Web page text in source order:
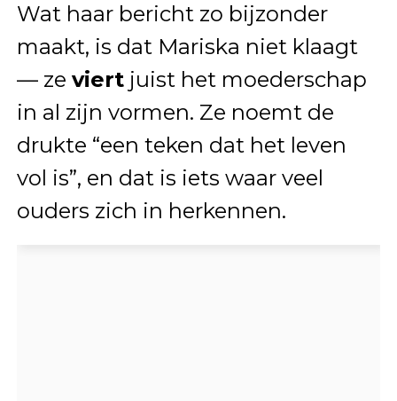
Wat haar bericht zo bijzonder
maakt, is dat Mariska niet klaagt
— ze viertjuist het moederschap
in al zijn vormen. Ze noemt de
drukte “een teken dat het leven
vol is”, en dat is iets waar veel
ouders zich in herkennen.